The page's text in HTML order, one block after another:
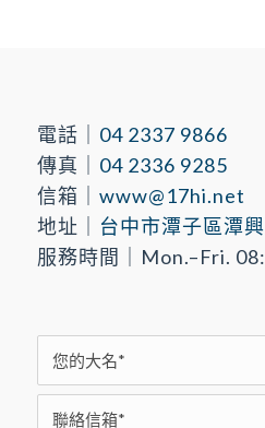
電話｜ 04 2337 9866
傳真｜ 04 2336 9285
信箱｜ www@17hi.net
地址｜
台中市潭子區潭
服務時間｜Mon.–Fri.